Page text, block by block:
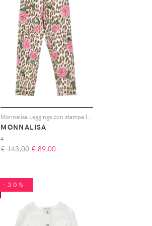
MONNALISA
4
€ 143,00 € 89,00
-30%